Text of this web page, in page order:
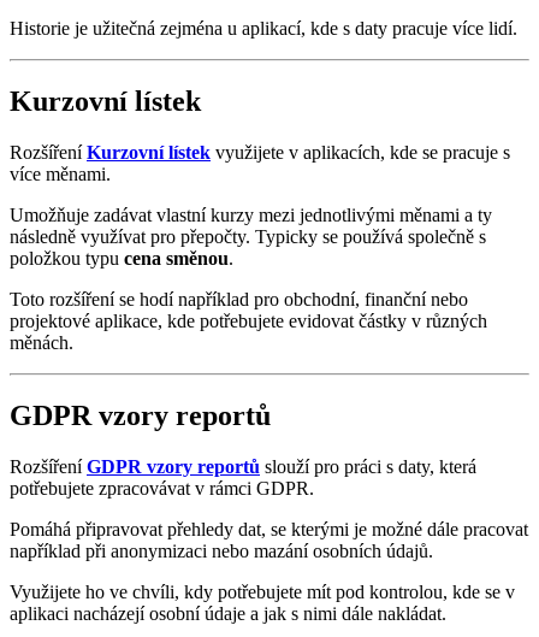
Historie je užitečná zejména u aplikací, kde s daty pracuje více lidí.
Kurzovní lístek
RozšířeníKurzovní lístek využijete v aplikacích, kde se pracuje s
více měnami.
Umožňuje zadávat vlastní kurzy mezi jednotlivými měnami a ty
následně využívat pro přepočty. Typicky se používá společně s
položkou typu cena směnou.
Toto rozšíření se hodí například pro obchodní, finanční nebo
projektové aplikace, kde potřebujete evidovat částky v různých
měnách.
GDPR vzory reportů
RozšířeníGDPR vzory reportů slouží pro práci s daty, která
potřebujete zpracovávat v rámci GDPR.
Pomáhá připravovat přehledy dat, se kterými je možné dále pracovat
například při anonymizaci nebo mazání osobních údajů.
Využijete ho ve chvíli, kdy potřebujete mít pod kontrolou, kde se v
aplikaci nacházejí osobní údaje a jak s nimi dále nakládat.